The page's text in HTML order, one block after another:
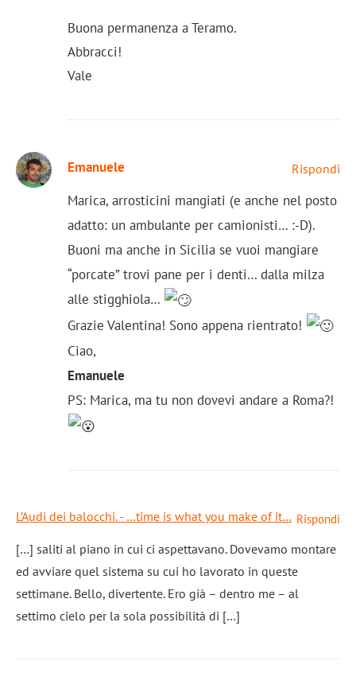
Buona permanenza a Teramo.
Abbracci!
Vale
Emanuele Rispondi
Marica, arrosticini mangiati (e anche nel posto
adatto: un ambulante per camionisti… :-D).
Buoni ma anche in Sicilia se vuoi mangiare
“porcate” trovi pane per i denti… dalla milza
alle stigghiola…
Grazie Valentina! Sono appena rientrato!
Ciao,
Emanuele
PS: Marica, ma tu non dovevi andare a Roma?!
L’Audi dei balocchi. - …time is what you make of it… Rispondi
[…] saliti al piano in cui ci aspettavano. Dovevamo montare
ed avviare quel sistema su cui ho lavorato in queste
settimane. Bello, divertente. Ero già – dentro me – al
settimo cielo per la sola possibilità di […]